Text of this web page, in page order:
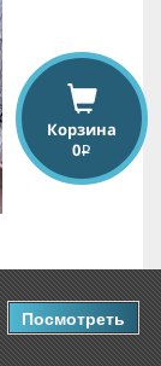
Корзина
0i
Посмотреть